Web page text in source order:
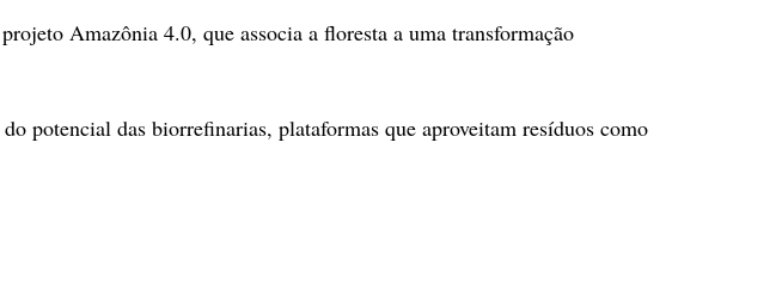
Amazônia 4.0, que associa a floresta a uma transformação
potencial das biorrefinarias, plataformas que aproveitam resíduos como